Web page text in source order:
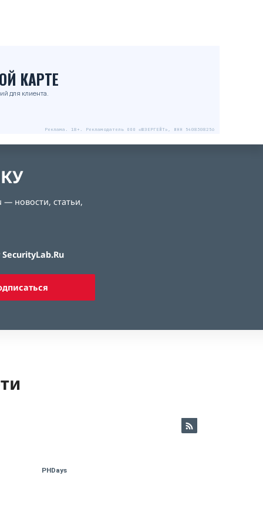
КАРТЕ
для клиента.
Реклама. 18+. Рекламодатель ООО «ЮЗЕРГЕЙТ», ИНН 5408308256
новости, статьи,
PHDays